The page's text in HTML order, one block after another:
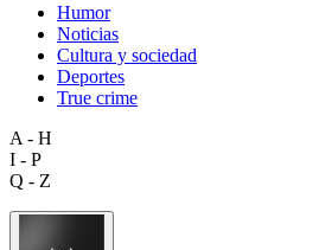
Humor
Noticias
Cultura y sociedad
Deportes
True crime
A - H
I - P
Q - Z